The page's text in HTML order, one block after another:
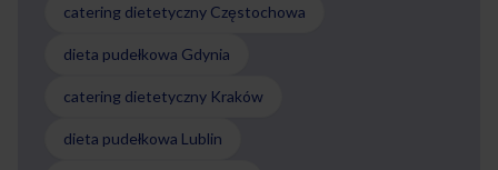
catering dietetyczny Częstochowa
dieta pudełkowa Gdynia
catering dietetyczny Kraków
dieta pudełkowa Lublin